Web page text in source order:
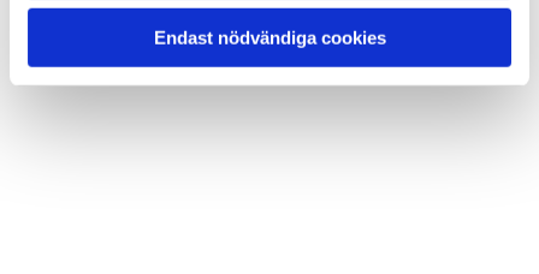
Endast nödvändiga cookies